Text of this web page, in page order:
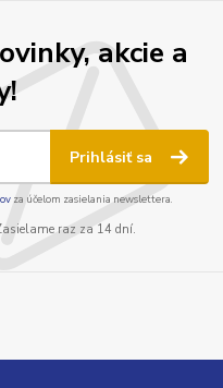
akcie a
Prihlásiť sa
za účelom zasielania newslettera.
raz za 14 dní.